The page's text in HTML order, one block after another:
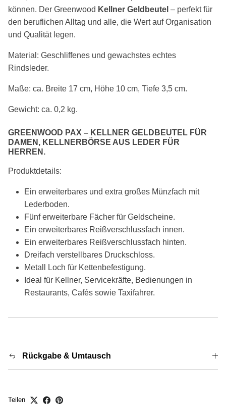
können. Der Greenwood Kellner Geldbeutel – perfekt für
den beruflichen Alltag und alle, die Wert auf Organisation
und Qualität legen.
Material: Geschliffenes und gewachstes echtes
Rindsleder.
Maße: ca. Breite 17 cm, Höhe 10 cm, Tiefe 3,5 cm.
Gewicht: ca. 0,2 kg.
GREENWOOD PAX – KELLNER GELDBEUTEL FÜR
DAMEN , KELLNERBÖRSE AUS LEDER FÜR
HERREN .
Produktdetails:
Ein erweiterbares und extra großes Münzfach mit
Lederboden.
Fünf erweiterbare Fächer für Geldscheine.
Ein erweiterbares Reißverschlussfach innen.
Ein erweiterbares Reißverschlussfach hinten.
Dreifach verstellbares Druckschloss.
Metall Loch für Kettenbefestigung.
Ideal für Kellner, Servicekräfte, Bedienungen in
Restaurants, Cafés sowie Taxifahrer.
Rückgabe & Umtausch
Teilen